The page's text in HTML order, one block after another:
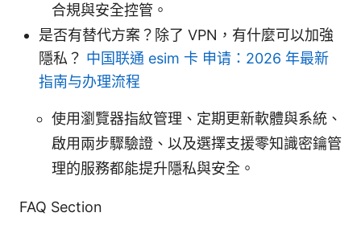
合規與安全控管。
是否有替代方案？除了 VPN，有什麼可以加強
隱私？ 中国联通 esim 卡 申请：2026 年最新
指南与办理流程
使用瀏覽器指紋管理、定期更新軟體與系統、
啟用兩步驟驗證、以及選擇支援零知識密鑰管
理的服務都能提升隱私與安全。
FAQ Section